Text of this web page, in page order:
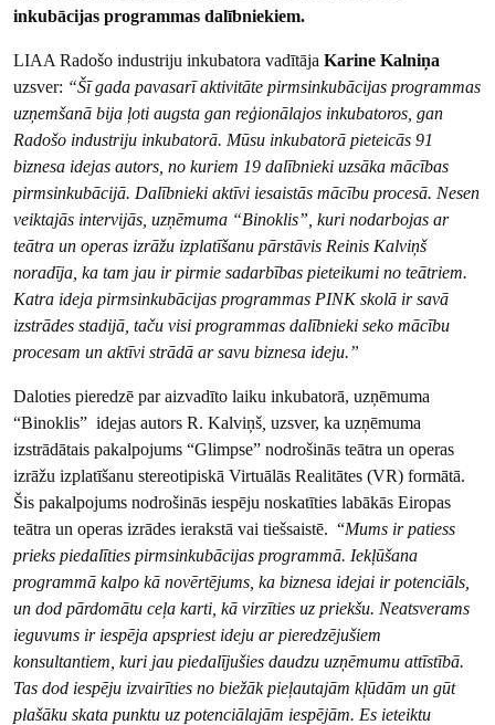
inkubācijas programmas dalībniekiem.
LIAA Radošo industriju inkubatora vadītāja Karine Kalniņa
uzsver: “Šī gada pavasarī aktivitāte pirmsinkubācijas programmas
uzņemšanā bija ļoti augsta gan reģionālajos inkubatoros, gan
Radošo industriju inkubatorā. Mūsu inkubatorā pieteicās 91
biznesa idejas autors, no kuriem 19 dalībnieki uzsāka mācības
pirmsinkubācijā. Dalībnieki aktīvi iesaistās mācību procesā. Nesen
veiktajās intervijās, uzņēmuma “Binoklis”, kuri nodarbojas ar
teātra un operas izrāžu izplatīšanu pārstāvis Reinis Kalviņš
noradīja, ka tam jau ir pirmie sadarbības pieteikumi no teātriem.
Katra ideja pirmsinkubācijas programmas PINK skolā ir savā
izstrādes stadijā, taču visi programmas dalībnieki seko mācību
procesam un aktīvi strādā ar savu biznesa ideju.”
Daloties pieredzē par aizvadīto laiku inkubatorā, uzņēmuma
“Binoklis” idejas autors R. Kalviņš ,uzsver, ka uzņēmuma
izstrādātais pakalpojums “Glimpse” nodrošinās teātra un operas
izrāžu izplatīšanu stereotipiskā Virtuālās Realitātes (VR) formātā.
Šis pakalpojums nodrošinās iespēju noskatīties labākās Eiropas
teātra un operas izrādes ierakstā vai tiešsaistē. “Mums ir patiess
prieks piedalīties pirmsinkubācijas programmā. Iekļūšana
programmā kalpo kā novērtējums, ka biznesa idejai ir potenciāls,
un dod pārdomātu ceļa karti, kā virzīties uz priekšu. Neatsverams
ieguvums ir iespēja apspriest ideju ar pieredzējušiem
konsultantiem, kuri jau piedalījušies daudzu uzņēmumu attīstībā.
Tas dod iespēju izvairīties no biežāk pieļautajām kļūdām un gūt
plašāku skata punktu uz potenciālajām iespējām. Es ieteiktu